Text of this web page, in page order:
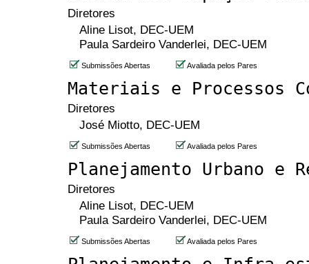
Diretores
Aline Lisot, DEC-UEM
Paula Sardeiro Vanderlei, DEC-UEM
Submissões Abertas Avaliada pelos Pares
Materiais e Processos
Diretores
José Miotto, DEC-UEM
Submissões Abertas Avaliada pelos Pares
Planejamento Urbano e
Diretores
Aline Lisot, DEC-UEM
Paula Sardeiro Vanderlei, DEC-UEM
Submissões Abertas Avaliada pelos Pares